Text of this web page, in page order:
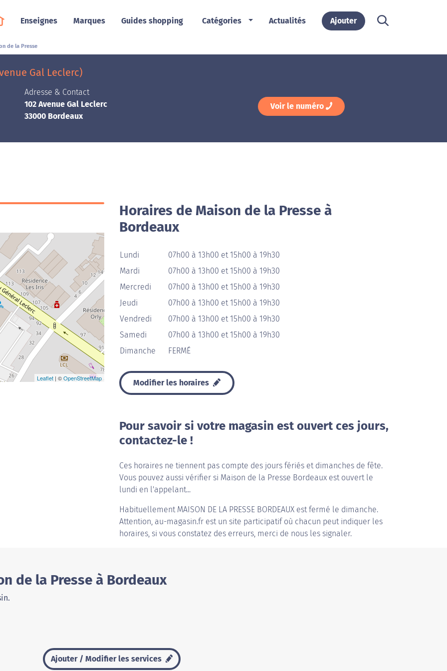
Enseignes Marques Guides shopping Catégories Actualités Ajouter
de la Presse
Gal Leclerc)
Adresse & Contact
102 Avenue Gal Leclerc
33000 Bordeaux
Voir le numéro
Leaflet | ©OpenStreetMap
Horaires de Maison de la Presse à
Bordeaux
Lundi
07h00 à 13h00 et 15h00 à 19h30
Mardi
07h00 à 13h00 et 15h00 à 19h30
Mercredi
07h00 à 13h00 et 15h00 à 19h30
Jeudi
07h00 à 13h00 et 15h00 à 19h30
Vendredi
07h00 à 13h00 et 15h00 à 19h30
Samedi
07h00 à 13h00 et 15h00 à 19h30
Dimanche
FERMÉ
Modifier les horaires
Pour savoir si votre magasin est ouvert ces jours,
contactez-le !
Ces horaires ne tiennent pas compte des jours fériés et dimanches de fête.
Vous pouvez aussi vérifier si Maison de la Presse Bordeaux est ouvert le
lundi en l'appelant...
Habituellement MAISON DE LA PRESSE BORDEAUX est fermé le dimanche.
Attention, au-magasin.fr est un site participatif où chacun peut indiquer les
horaires, si vous constatez des erreurs, merci de nous les signaler.
de la Presse à Bordeaux
Ajouter / Modifier les services